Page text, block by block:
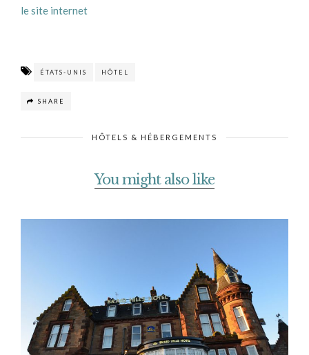
le site internet
ÉTATS-UNIS HÔTEL
SHARE
HÔTELS & HÉBERGEMENTS
You might also like